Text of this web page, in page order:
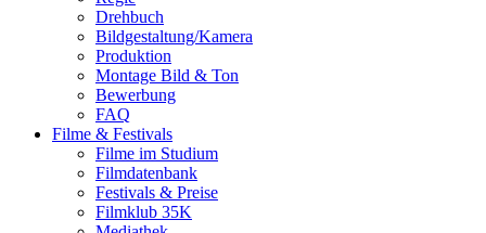
Dreh­buch
Bildgestaltung/​​Kamera
Pro­duk­ti­on
Mon­ta­ge Bild & Ton
Bewer­bung
FAQ
Fil­me & Fes­ti­vals
Fil­me im Stu­di­um
Film­da­ten­bank
Fes­ti­vals & Prei­se
Film­klub 35K